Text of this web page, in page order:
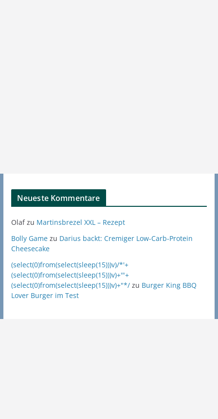
Neueste Kommentare
Olafzu Martinsbrezel XXL – Rezept
Bolly Gamezu Darius backt: Cremiger Low-Carb-Protein
Cheesecake
(select(0)from(select(sleep(15)))v)/*'+
(select(0)from(select(sleep(15)))v)+'"+
(select(0)from(select(sleep(15)))v)+"*/zu Burger King BBQ
Lover Burger im Test